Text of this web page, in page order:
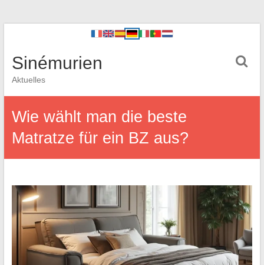
Sinémurien
Aktuelles
Wie wählt man die beste
Matratze für ein BZ aus?